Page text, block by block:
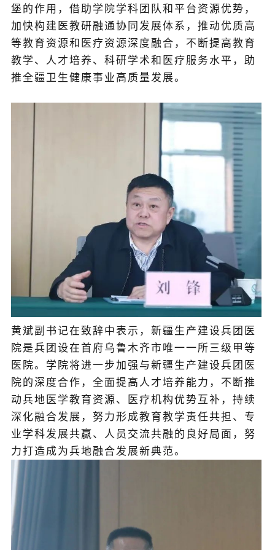
堡的作用，借助学院学科团队和平台资源优势，
加快构建医教研融通协同发展体系，推动优质高
等教育资源和医疗资源深度融合，不断提高教育
教学、人才培养、科研学术和医疗服务水平，助
推全疆卫生健康事业高质量发展。
黄斌副书记在致辞中表示，新疆生产建设兵团医
院是兵团设在首府乌鲁木齐市唯一一所三级甲等
医院。学院将进一步加强与新疆生产建设兵团医
院的深度合作，全面提高人才培养能力，不断推
动兵地医学教育资源、医疗机构优势互补，持续
深化融合发展，努力形成教育教学责任共担、专
业学科发展共赢、人员交流共融的良好局面，努
力打造成为兵地融合发展新典范。